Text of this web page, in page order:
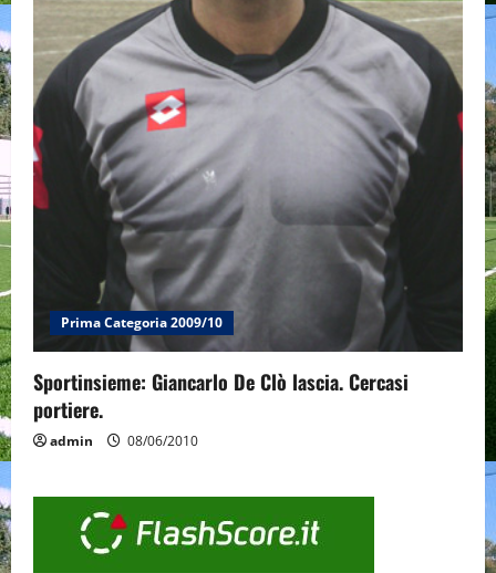
Prima Categoria 2009/10
Sportinsieme: Giancarlo De Clò lascia. Cercasi
portiere.
admin 08/06/2010